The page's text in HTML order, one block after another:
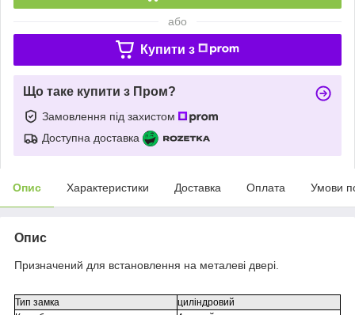
або
Купити з
Що таке купити з Пром?
Замовлення під захистом
Доступна доставка
Опис Характеристики Доставка Оплата Умови
Опис
Призначений для встановлення на металеві двері.
Тип замка
циліндровий